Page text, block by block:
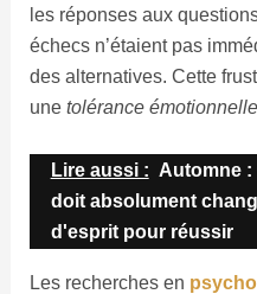
les réponses aux
échecs n’étaient pas
des alternatives. Cette
une tolérance émotionnelle
Lire aussi : Automne :
doit absolument
d'esprit pour réussir
Les recherches en